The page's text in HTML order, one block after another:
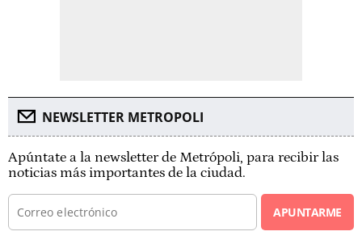
NEWSLETTER METROPOLI
Apúntate a la newsletter de Metrópoli, para recibir las
noticias más importantes de la ciudad.
APUNTARME